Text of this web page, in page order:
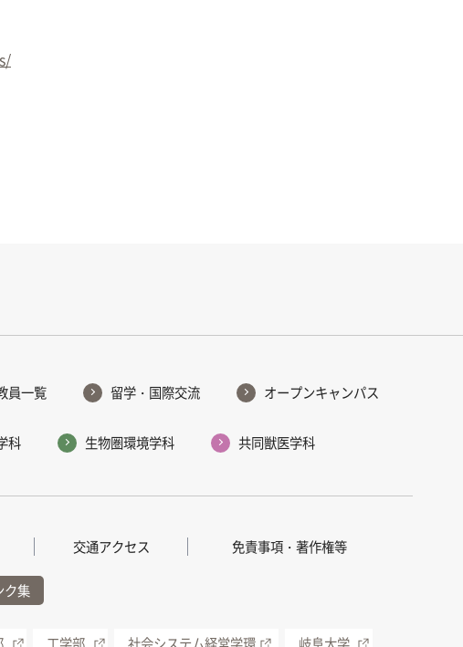
員一覧 留学・国際交流 オープンキャンパス
科 生物圏環境学科 共同獣医学科
交通アクセス 免責事項・著作権等
ク集